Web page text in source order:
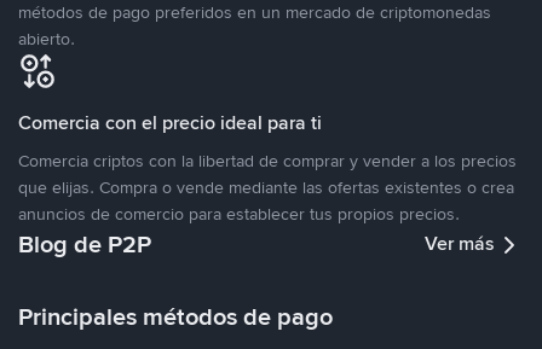
métodos de pago preferidos en un mercado de criptomonedas
abierto.
Comercia con el precio ideal para ti
Comercia criptos con la libertad de comprar y vender a los precios
que elijas. Compra o vende mediante las ofertas existentes o crea
anuncios de comercio para establecer tus propios precios.
Blog de P2P Ver más
Principales métodos de pago